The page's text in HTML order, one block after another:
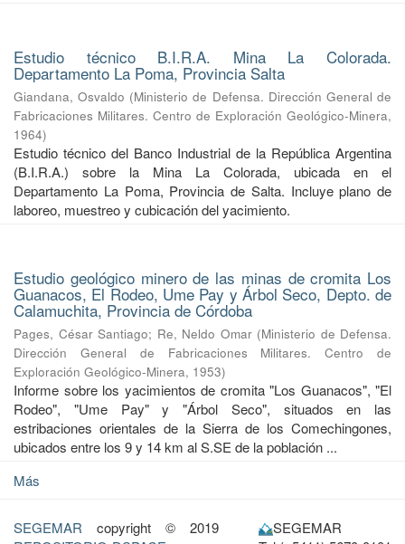
Estudio técnico B.I.R.A. Mina La Colorada.
Departamento La Poma, Provincia Salta
Giandana, Osvaldo (Ministerio de Defensa. Dirección General de
Fabricaciones Militares. Centro de Exploración Geológico-Minera,
1964)
Estudio técnico del Banco Industrial de la República Argentina
(B.I.R.A.) sobre la Mina La Colorada, ubicada en el
Departamento La Poma, Provincia de Salta. Incluye plano de
laboreo, muestreo y cubicación del yacimiento.
Estudio geológico minero de las minas de cromita Los
Guanacos, El Rodeo, Ume Pay y Árbol Seco, Depto. de
Calamuchita, Provincia de Córdoba
Pages, César Santiago; Re, Neldo Omar (Ministerio de Defensa.
Dirección General de Fabricaciones Militares. Centro de
Exploración Geológico-Minera, 1953)
Informe sobre los yacimientos de cromita "Los Guanacos", "El
Rodeo", "Ume Pay" y "Árbol Seco", situados en las
estribaciones orientales de la Sierra de los Comechingones,
ubicados entre los 9 y 14 km al S.SE de la población ...
Más
SEGEMAR copyright © 2019
SEGEMAR